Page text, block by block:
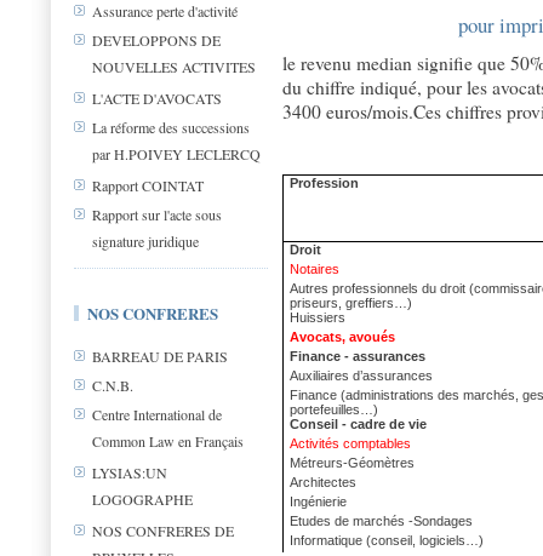
Assurance perte d'activité
DEVELOPPONS DE
NOUVELLES ACTIVITES
L'ACTE D'AVOCATS
La réforme des successions
par H.POIVEY LECLERCQ
Rapport COINTAT
Rapport sur l'acte sous
signature juridique
NOS CONFRERES
BARREAU DE PARIS
C.N.B.
Centre International de
Common Law en Français
LYSIAS:UN
LOGOGRAPHE
NOS CONFRERES DE
pour
le revenu median signifie que
du chiffre indiqué, pour les
3400 euros/mois.Ces chiffres
Profession
Droit
Notaires
Autres professionnels du droit
priseurs, greffiers…)
Huissiers
Avocats, avoués
Finance - assurances
Auxiliaires d’assurances
Finance (administrations des marchés,
portefeuilles…)
Conseil - cadre de vie
Activités comptables
Métreurs-Géomètres
Architectes
Ingénierie
Etudes de marchés -Sondages
Informatique (conseil, logiciels…)